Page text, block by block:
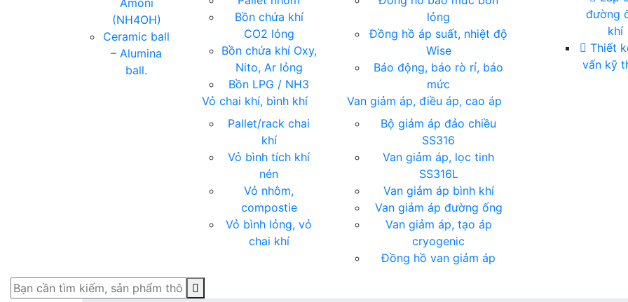
Amoni
(NH4OH)
Ceramic ball
– Alumina
ball.
Bồn chứa khí
CO2 lỏng
Bồn chứa khí Oxy,
Nito, Ar lỏng
Bồn LPG / NH3
Vỏ chai khí, bình khí
Pallet/rack chai
khí
Vỏ bình tích khí
nén
Vỏ nhôm,
compostie
Vỏ bình lỏng, vỏ
chai khí
lỏng
Đồng hồ áp suất, nhiệt độ
Wise
Báo động, báo rò rỉ, báo
mức
Van giảm áp, điều áp, cao áp
Bộ giảm áp đảo chiều
SS316
Van giảm áp, lọc tinh
SS316L
Van giảm áp bình khí
Van giảm áp đường ống
Van giảm áp, tạo áp
cryogenic
Đồng hồ van giảm áp
đường
khí
Thiết
vấn kỹ